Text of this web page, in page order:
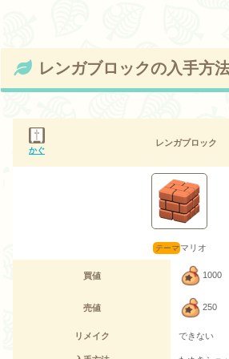
レンガブロックの入手方
かぐ
レンガブロック
マリオ
買値 1000
売値 250
リメイク できない